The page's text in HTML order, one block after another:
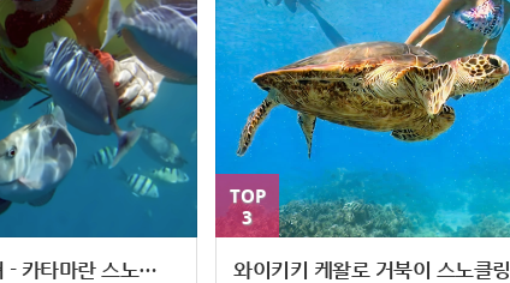
코올리나 오션 어드벤쳐 - 카타마란 스노클링 세일링 투어
TOP
3
와이키키 케왈로 거북이 스노클링